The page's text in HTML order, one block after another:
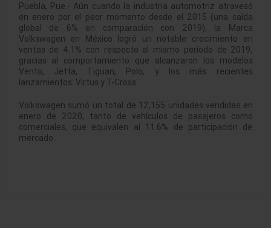
Puebla, Pue.- Aún cuando la industria automotriz atravesó
en enero por el peor momento desde el 2015 (una caída
global de 6% en comparación con 2019), la Marca
Volkswagen en México logró un notable crecimiento en
ventas de 4.1% con respecto al mismo período de 2019,
gracias al comportamiento que alcanzaron los modelos
Vento, Jetta, Tiguan, Polo, y los más recientes
lanzamientos: Virtus y T-Cross.
Volkswagen sumó un total de 12,155 unidades vendidas en
enero de 2020, tanto de vehículos de pasajeros como
comerciales, que equivalen al 11.6% de participación de
mercado.